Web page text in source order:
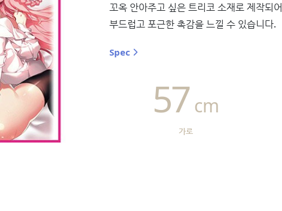
꼬옥 안아주고 싶은 트리코 소재로 제작되어
부드럽고 포근한 촉감을 느낄 수 있습니다.
Spec
가로
57 cm